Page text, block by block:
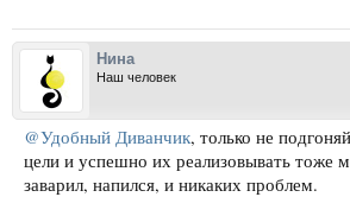
Нина
Наш человек
@Удобный Диванчик, только не
цели и успешно их реализовывать тоже
заварил, напился, и никаких проблем.